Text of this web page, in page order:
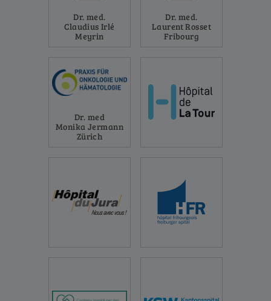
Dr. med.
Claudius Irlé
Meyrin
Dr. med.
Laurent Rosset
Fribourg
Dr. med
Monika Jermann
Zürich